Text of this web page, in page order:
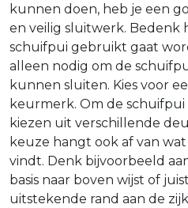
kunnen doen, heb je een
en veilig sluitwerk. Bedenk
schuifpui gebruikt gaat
alleen nodig om de
kunnen sluiten. Kies voor
keurmerk. Om de
kiezen uit verschillende
keuze hangt ook af van
vindt. Denk bijvoorbeeld
basis naar boven wijst of
uitstekende rand aan de